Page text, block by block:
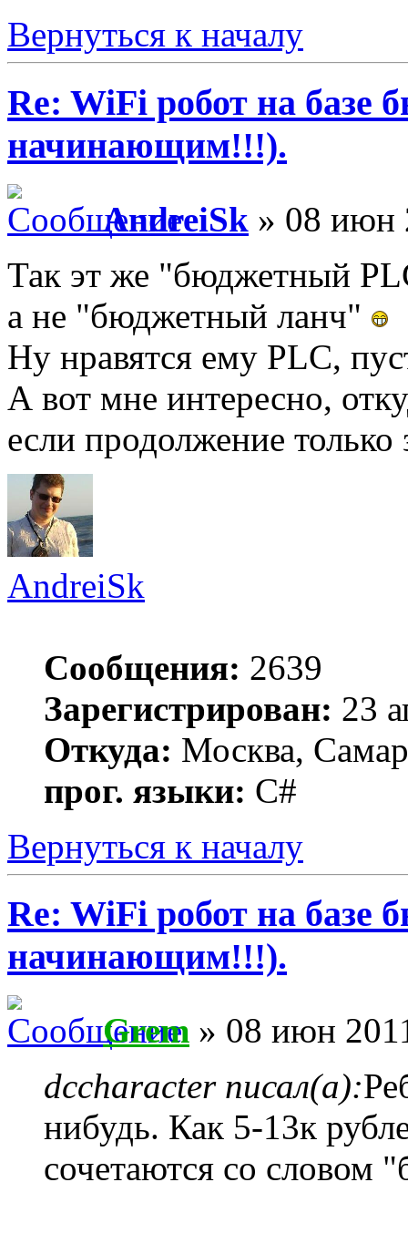
Вернуться к началу
Re: WiFi робот на базе
начинающим!!!).
AndreiSk » 08 июн
Так эт же "бюджетный
а не "бюджетный ланч"
Ну нравятся ему PLC,
А вот мне интересно,
если продолжение только
AndreiSk
Сообщения: 2639
Зарегистрирован: 23
Откуда: Москва,
прог. языки: C#
Вернуться к началу
Re: WiFi робот на базе
начинающим!!!).
Grem » 08 июн
dccharacter писал(а):
нибудь. Как 5-13к
сочетаются со словом